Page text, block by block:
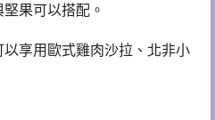
果可以搭配。
享用歐式雞肉沙拉、北非小